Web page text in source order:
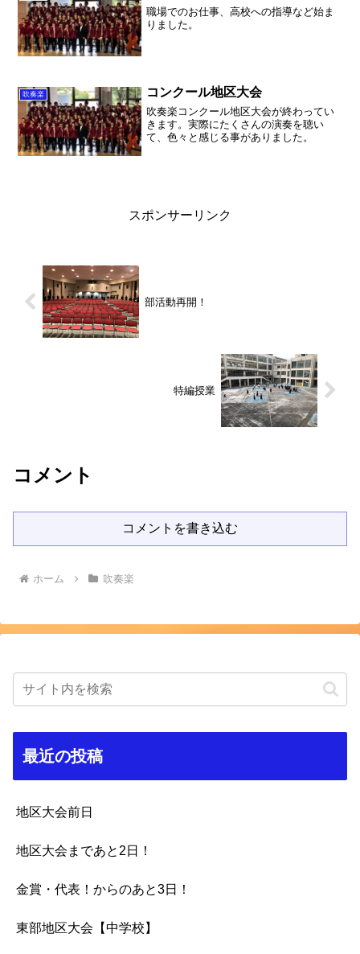
職場でのお仕事、高校への指導など始ま
りました。
吹奏楽 コンクール地区大会
吹奏楽コンクール地区大会が終わってい
きます。実際にたくさんの演奏を聴い
て、色々と感じる事がありました。
スポンサーリンク
部活動再開！
特編授業
コメント
コメントを書き込む
ホーム 吹奏楽
最近の投稿
地区大会前日
地区大会まであと2日！
金賞・代表！からのあと3日！
東部地区大会【中学校】